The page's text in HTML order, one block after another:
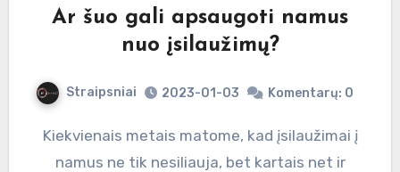
Ar šuo gali apsaugoti namus
nuo įsilaužimų?
Straipsniai 2023-01-03 Komentarų: 0
Kiekvienais metais matome, kad įsilaužimai į
namus ne tik nesiliauja, bet kartais net ir